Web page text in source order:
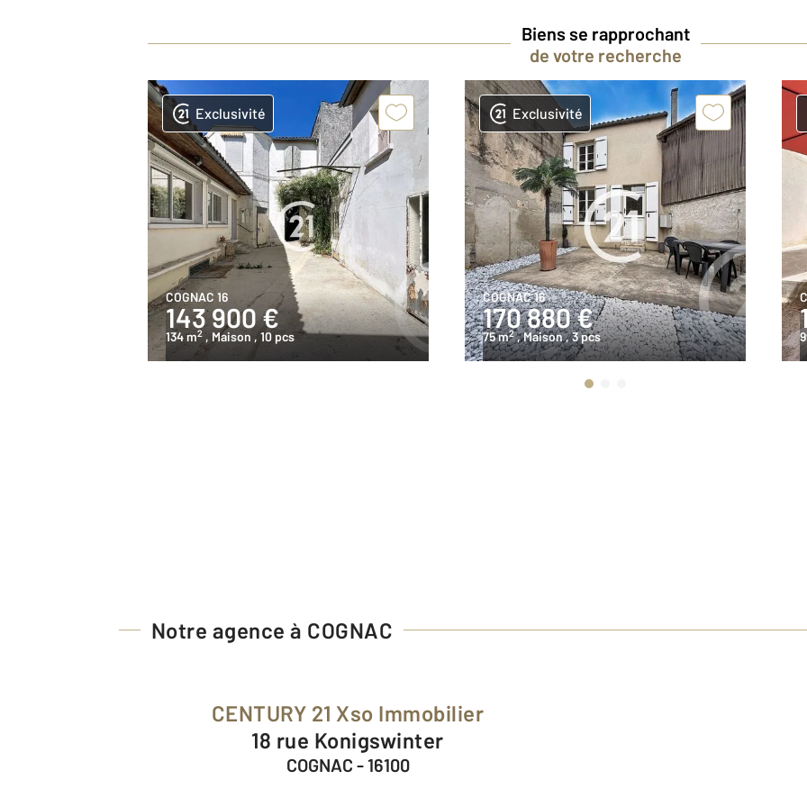
Biens se rapprochant
de votre recherche
Exclusivité
COGNAC 16
143 900 €
134 m2 , Maison , 10 pcs
Exclusivité
COGNAC 16
170 880 €
75 m2 , Maison, 3 pcs
Notre agence à COGNAC
CENTURY 21 Xso Immobilier
18 rue Konigswinter
COGNAC - 16100